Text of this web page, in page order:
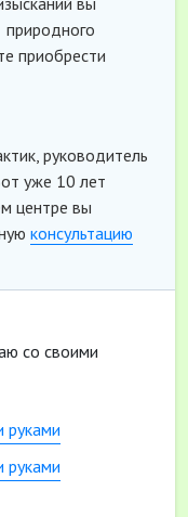
приобрести
руководитель
уже 10 лет
центре вы
консультацию
со своими